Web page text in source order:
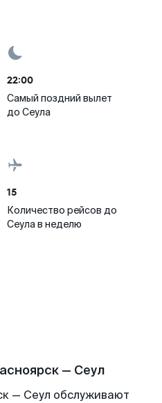
22:00
Самый поздний вылет
до Сеула
15
Количество рейсов до
Сеула в неделю
— Сеул
— Сеул обслуживают